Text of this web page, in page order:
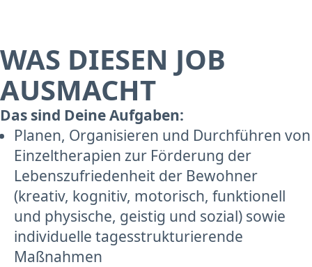
WAS DIESEN JOB
AUSMACHT
Das sind Deine Aufgaben:
Planen, Organisieren und Durchführen von
Einzeltherapien zur Förderung der
Lebenszufriedenheit der Bewohner
(kreativ, kognitiv, motorisch, funktionell
und physische, geistig und sozial) sowie
individuelle tagesstrukturierende
Maßnahmen